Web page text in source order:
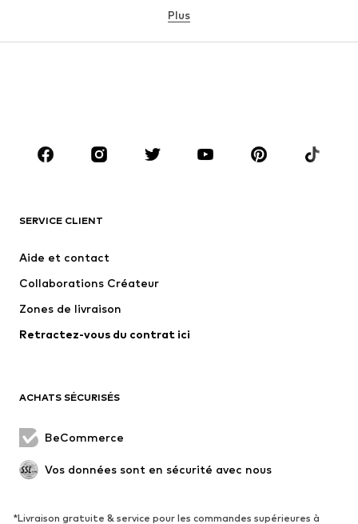
MARQUES
NAME IT
WE Fashion
Plus
SERVICE CLIENT
Aide et contact
Collaborations Créateur
Zones de livraison
Retractez-vous du contrat ici
ACHATS SÉCURISÉS
BeCommerce
Vos données sont en sécurité avec nous
*Livraison gratuite & service pour les commandes supérieures à